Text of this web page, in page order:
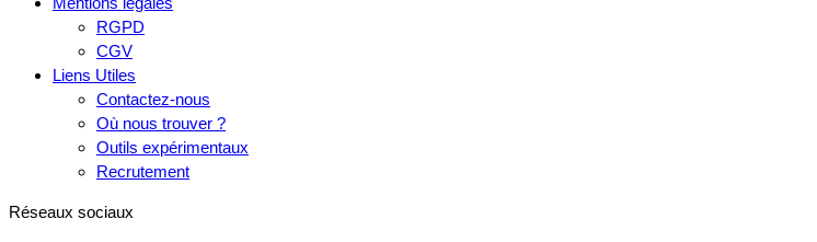
RGPD
CGV
Liens Utiles
Contactez-nous
Où nous trouver ?
Outils expérimentaux
Recrutement
Réseaux sociaux